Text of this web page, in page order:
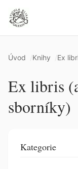
Úvod Knihy Ex
Ex libris
sborníky)
Kategorie